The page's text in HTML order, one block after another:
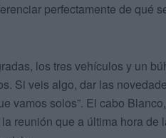
perfectamente de qué
los tres vehículos y un
Si veis algo, dar las
vamos solos”. El cabo
reunión que a última hora de